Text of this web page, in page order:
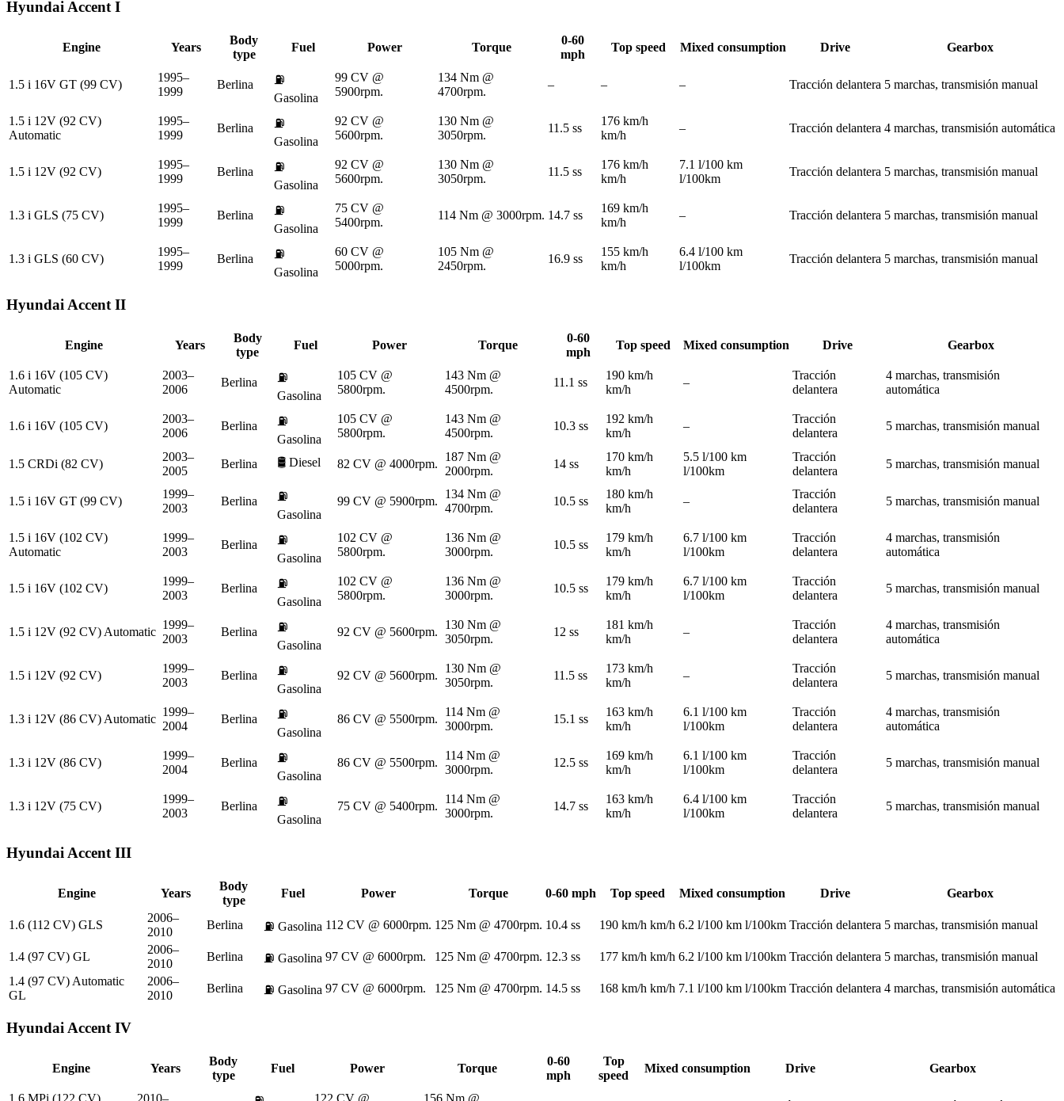
Hyundai Accent I
Engine Years
Body
type
Fuel Power Torque
0-60
mph
Top speed Mixed consumption Drive Gearbox
1.5 i 16V GT (99 CV)
1995–
1999
Berlina
⛽
Gasolina
99 CV @
5900rpm.
134 Nm @
4700rpm.
– – – Tracción delantera 5 marchas, transmisión manual
1.5 i 12V (92 CV)
Automatic
1995–
1999
Berlina
⛽
Gasolina
92 CV @
5600rpm.
130 Nm @
3050rpm.
11.5 ss
176 km/h
km/h
– Tracción delantera 4 marchas, transmisión automática
1.5 i 12V (92 CV)
1995–
1999
Berlina
⛽
Gasolina
92 CV @
5600rpm.
130 Nm @
3050rpm.
11.5 ss
176 km/h
km/h
7.1 l/100 km
l/100km
Tracción delantera 5 marchas, transmisión manual
1.3 i GLS (75 CV)
1995–
1999
Berlina
⛽
Gasolina
75 CV @
5400rpm.
114 Nm @ 3000rpm. 14.7 ss
169 km/h
km/h
– Tracción delantera 5 marchas, transmisión manual
1.3 i GLS (60 CV)
1995–
1999
Berlina
⛽
Gasolina
60 CV @
5000rpm.
105 Nm @
2450rpm.
16.9 ss
155 km/h
km/h
6.4 l/100 km
l/100km
Tracción delantera 5 marchas, transmisión manual
HyundaiAccent II
Engine Years
Body
type
Fuel Power Torque
0-60
mph
Top speed Mixed consumption Drive Gearbox
1.6 i 16V (105 CV)
Automatic
2003–
2006
Berlina
⛽
Gasolina
105 CV @
5800rpm.
143 Nm @
4500rpm.
11.1 ss
190 km/h
km/h
–
Tracción
delantera
4 marchas, transmisión
automática
1.6 i 16V (105 CV)
2003–
2006
Berlina
⛽
Gasolina
105 CV @
5800rpm.
143 Nm @
4500rpm.
10.3 ss
192 km/h
km/h
–
Tracción
delantera
5 marchas, transmisión manual
1.5 CRDi (82 CV)
2003–
2005
Berlina 🛢️ Diesel 82 CV @ 4000rpm.
187 Nm @
2000rpm.
14 ss
170 km/h
km/h
5.5 l/100 km
l/100km
Tracción
delantera
5 marchas, transmisión manual
1.5 i 16V GT (99 CV)
1999–
2003
Berlina
⛽
Gasolina
99 CV @ 5900rpm.
134 Nm @
4700rpm.
10.5 ss
180 km/h
km/h
–
Tracción
delantera
5 marchas, transmisión manual
1.5 i 16V (102 CV)
Automatic
1999–
2003
Berlina
⛽
Gasolina
102 CV @
5800rpm.
136 Nm @
3000rpm.
10.5 ss
179 km/h
km/h
6.7 l/100 km
l/100km
Tracción
delantera
4 marchas, transmisión
automática
1.5 i 16V (102 CV)
1999–
2003
Berlina
⛽
Gasolina
102 CV @
5800rpm.
136 Nm @
3000rpm.
10.5 ss
179 km/h
km/h
6.7 l/100 km
l/100km
Tracción
delantera
5 marchas, transmisión manual
1.5 i 12V (92 CV) Automatic
1999–
2003
Berlina
⛽
Gasolina
92 CV @ 5600rpm.
130 Nm @
3050rpm.
12 ss
181 km/h
km/h
–
Tracción
delantera
4 marchas, transmisión
automática
1.5 i 12V (92 CV)
1999–
2003
Berlina
⛽
Gasolina
92 CV @ 5600rpm.
130 Nm @
3050rpm.
11.5 ss
173 km/h
km/h
–
Tracción
delantera
5 marchas, transmisión manual
1.3 i 12V (86 CV) Automatic
1999–
2004
Berlina
⛽
Gasolina
86 CV @ 5500rpm.
114 Nm @
3000rpm.
15.1 ss
163 km/h
km/h
6.1 l/100 km
l/100km
Tracción
delantera
4 marchas, transmisión
automática
1.3 i 12V (86 CV)
1999–
2004
Berlina
⛽
Gasolina
86 CV @ 5500rpm.
114 Nm @
3000rpm.
12.5 ss
169 km/h
km/h
6.1 l/100 km
l/100km
Tracción
delantera
5 marchas, transmisión manual
1.3 i 12V (75 CV)
1999–
2003
Berlina
⛽
Gasolina
75 CV @ 5400rpm.
114 Nm @
3000rpm.
14.7 ss
163 km/h
km/h
6.4 l/100 km
l/100km
Tracción
delantera
5 marchas, transmisión manual
Hyundai Accent III
Engine Years
Body
type
Fuel Power Torque 0-60 mph Top speed Mixed consumption Drive Gearbox
1.6 (112 CV) GLS
2006–
2010
Berlina ⛽ Gasolina 112 CV @ 6000rpm. 125 Nm @ 4700rpm. 10.4 ss 190 km/h km/h 6.2 l/100 km l/100km Tracción delantera 5 marchas, transmisión manual
1.4 (97 CV) GL
2006–
2010
Berlina ⛽ Gasolina 97 CV @ 6000rpm. 125 Nm @ 4700rpm. 12.3 ss 177 km/h km/h 6.2 l/100 km l/100km Tracción delantera 5 marchas, transmisión manual
1.4 (97 CV) Automatic
GL
2006–
2010
Berlina ⛽ Gasolina 97 CV @ 6000rpm. 125 Nm @ 4700rpm. 14.5 ss 168 km/h km/h 7.1 l/100 km l/100km Tracción delantera 4 marchas, transmisión automática
HyundaiAccent IV
Engine Years
Body
type
Fuel Power Torque
0-60
mph
Top
speed
Mixed consumption Drive Gearbox
1.6 MPi (122 CV) 2010– 122 CV @ 156 Nm @